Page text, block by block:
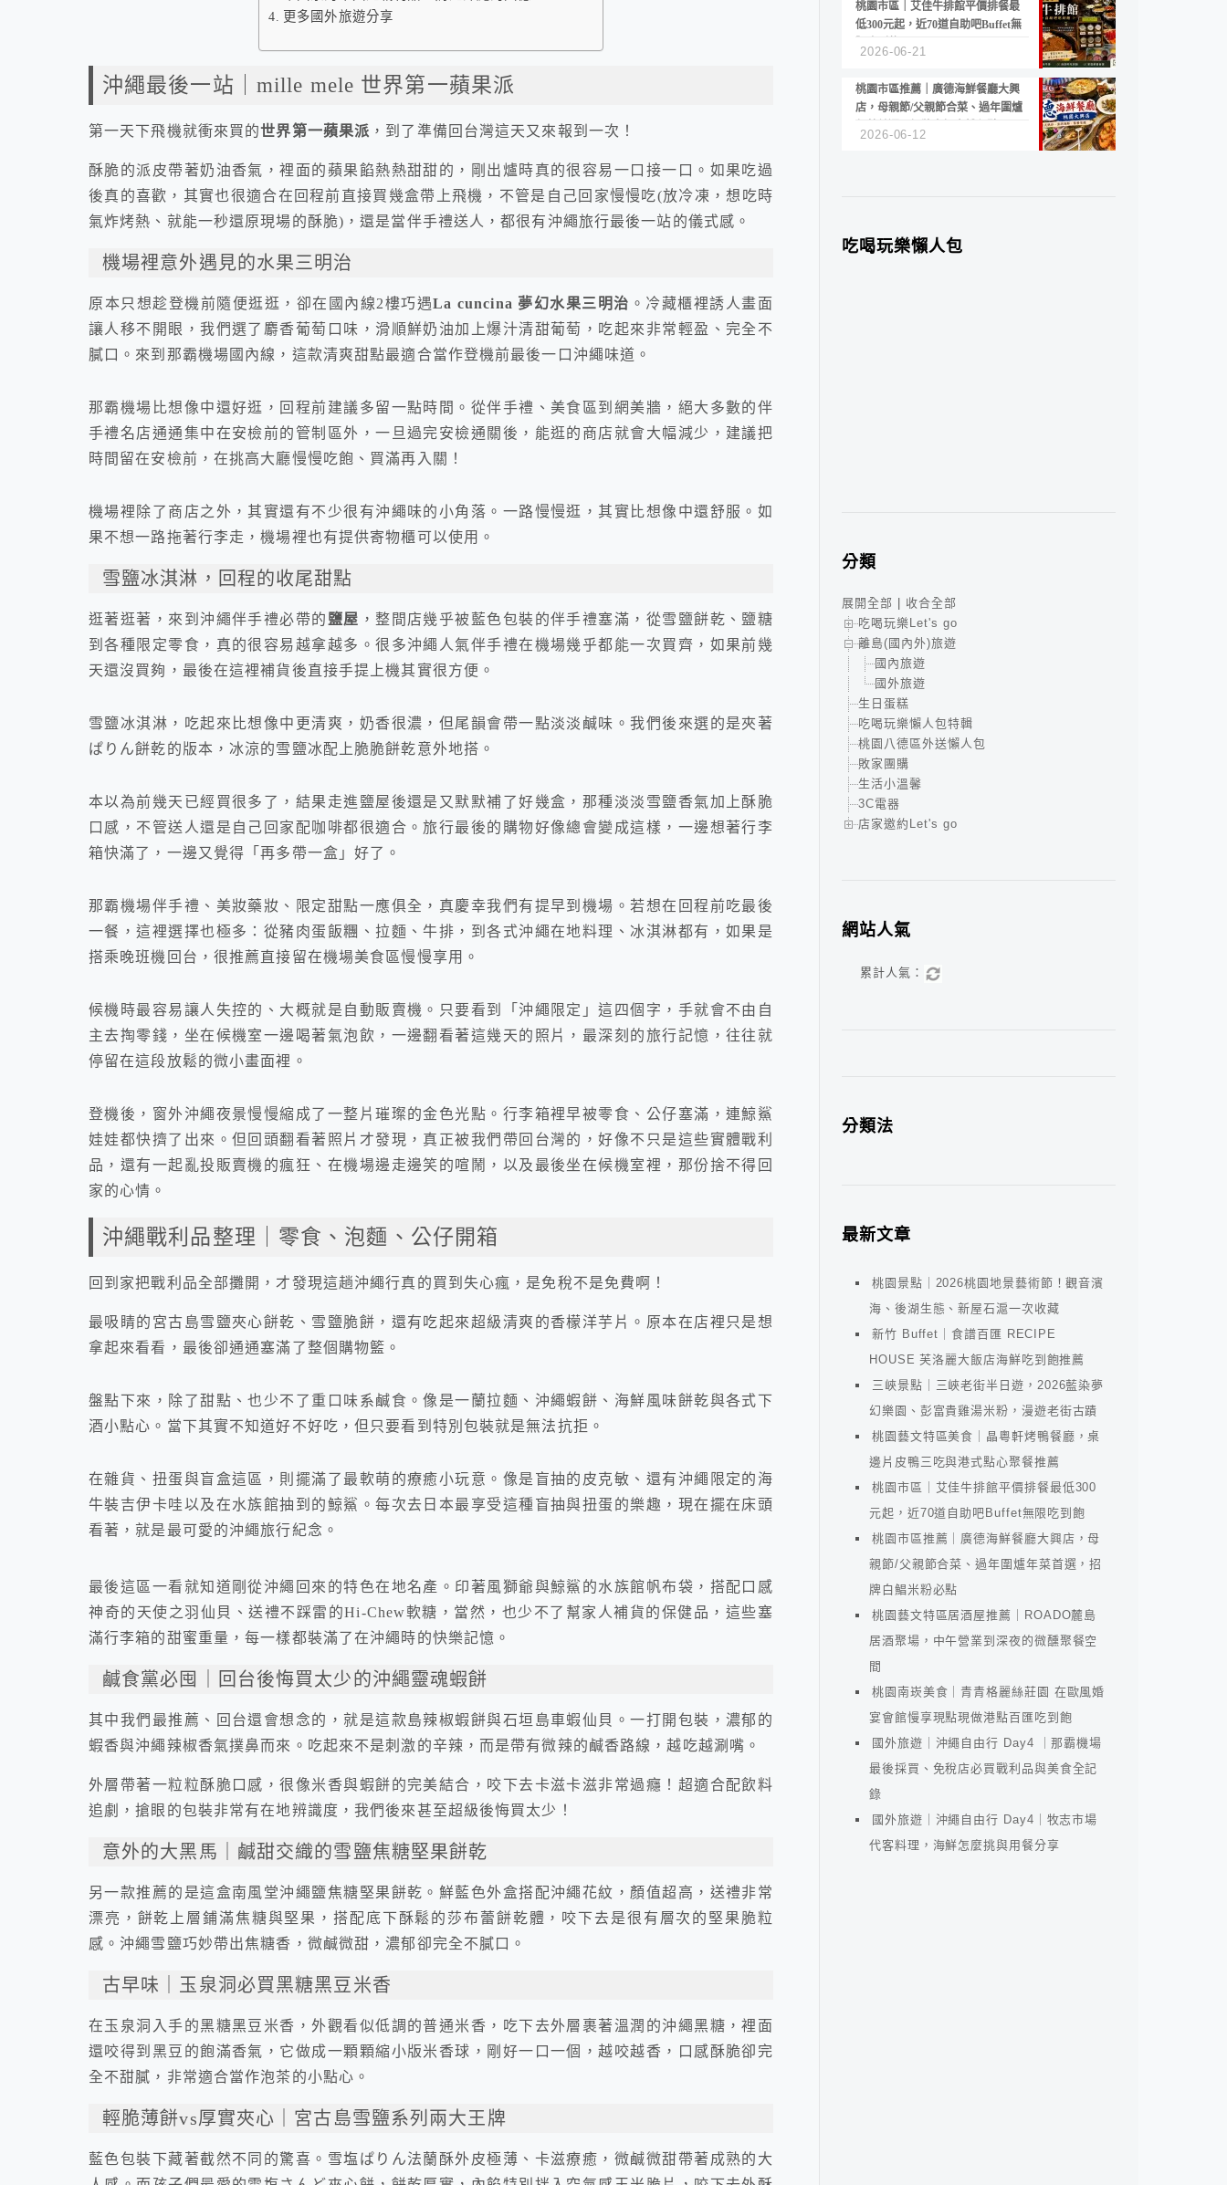
更多國外旅遊分享
沖繩最後一站｜mille mele 世界第一蘋果派
第一天下飛機就衝來買的世界第一蘋果派 ，到了準備回台灣這天又來報到一次！
酥脆的派皮帶著奶油香氣，裡面的蘋果餡熱熱甜甜的，剛出爐時真的很容易一口接一口。如果吃過
後真的喜歡，其實也很適合在回程前直接買幾盒帶上飛機，不管是自己回家慢慢吃(放冷凍，想吃時
氣炸烤熱、就能一秒還原現場的酥脆)，還是當伴手禮送人，都很有沖繩旅行最後一站的儀式感。
機場裡意外遇見的水果三明治
原本只想趁登機前隨便逛逛，卻在國內線2樓巧遇La cuncina 夢幻水果三明治 。冷藏櫃裡誘人畫面
讓人移不開眼，我們選了麝香葡萄口味，滑順鮮奶油加上爆汁清甜葡萄，吃起來非常輕盈、完全不
膩口。來到那霸機場國內線，這款清爽甜點最適合當作登機前最後一口沖繩味道。
那霸機場比想像中還好逛，回程前建議多留一點時間。從伴手禮、美食區到網美牆，絕大多數的伴
手禮名店通通集中在安檢前的管制區外，一旦過完安檢通關後，能逛的商店就會大幅減少，建議把
時間留在安檢前，在挑高大廳慢慢吃飽、買滿再入關！
機場裡除了商店之外，其實還有不少很有沖繩味的小角落。一路慢慢逛，其實比想像中還舒服。如
果不想一路拖著行李走，機場裡也有提供寄物櫃可以使用。
雪鹽冰淇淋，回程的收尾甜點
逛著逛著，來到沖繩伴手禮必帶的 鹽屋 ，整間店幾乎被藍色包裝的伴手禮塞滿，從雪鹽餅乾、鹽糖
到各種限定零食，真的很容易越拿越多。很多沖繩人氣伴手禮在機場幾乎都能一次買齊，如果前幾
天還沒買夠，最後在這裡補貨後直接手提上機其實很方便。
雪鹽冰淇淋，吃起來比想像中更清爽，奶香很濃，但尾韻會帶一點淡淡鹹味。我們後來選的是夾著
ぱりん餅乾的版本，冰涼的雪鹽冰配上脆脆餅乾意外地搭。
本以為前幾天已經買很多了，結果走進鹽屋後還是又默默補了好幾盒，那種淡淡雪鹽香氣加上酥脆
口感，不管送人還是自己回家配咖啡都很適合。旅行最後的購物好像總會變成這樣，一邊想著行李
箱快滿了，一邊又覺得「再多帶一盒」好了。
那霸機場伴手禮、美妝藥妝、限定甜點一應俱全，真慶幸我們有提早到機場。若想在回程前吃最後
一餐，這裡選擇也極多：從豬肉蛋飯糰、拉麵、牛排，到各式沖繩在地料理、冰淇淋都有，如果是
搭乘晚班機回台，很推薦直接留在機場美食區慢慢享用。
候機時最容易讓人失控的、大概就是自動販賣機。只要看到「沖繩限定」這四個字，手就會不由自
主去掏零錢，坐在候機室一邊喝著氣泡飲，一邊翻看著這幾天的照片，最深刻的旅行記憶，往往就
停留在這段放鬆的微小畫面裡。
登機後，窗外沖繩夜景慢慢縮成了一整片璀璨的金色光點。行李箱裡早被零食、公仔塞滿，連鯨鯊
娃娃都快擠了出來。但回頭翻看著照片才發現，真正被我們帶回台灣的，好像不只是這些實體戰利
品，還有一起亂投販賣機的瘋狂、在機場邊走邊笑的喧鬧，以及最後坐在候機室裡，那份捨不得回
家的心情。
沖繩戰利品整理｜零食、泡麵、公仔開箱
回到家把戰利品全部攤開，才發現這趟沖繩行真的買到失心瘋，是免稅不是免費啊！
最吸睛的宮古島雪鹽夾心餅乾、雪鹽脆餅，還有吃起來超級清爽的香檬洋芋片。原本在店裡只是想
拿起來看看，最後卻通通塞滿了整個購物籃。
盤點下來，除了甜點、也少不了重口味系鹹食。像是一蘭拉麵、沖繩蝦餅、海鮮風味餅乾與各式下
酒小點心。當下其實不知道好不好吃，但只要看到特別包裝就是無法抗拒。
在雜貨、扭蛋與盲盒這區，則擺滿了最軟萌的療癒小玩意。像是盲抽的皮克敏、還有沖繩限定的海
牛裝吉伊卡哇以及在水族館抽到的鯨鯊。每次去日本最享受這種盲抽與扭蛋的樂趣，現在擺在床頭
看著，就是最可愛的沖繩旅行紀念。
最後這區一看就知道剛從沖繩回來的特色在地名產。印著風獅爺與鯨鯊的水族館帆布袋，搭配口感
神奇的天使之羽仙貝、送禮不踩雷的Hi-Chew軟糖，當然，也少不了幫家人補貨的保健品，這些塞
滿行李箱的甜蜜重量，每一樣都裝滿了在沖繩時的快樂記憶。
鹹食黨必囤｜回台後悔買太少的沖繩靈魂蝦餅
其中我們最推薦、回台還會想念的，就是這款島辣椒蝦餅與石垣島車蝦仙貝。一打開包裝，濃郁的
蝦香與沖繩辣椒香氣撲鼻而來。吃起來不是刺激的辛辣，而是帶有微辣的鹹香路線，越吃越涮嘴。
外層帶著一粒粒酥脆口感，很像米香與蝦餅的完美結合，咬下去卡滋卡滋非常過癮！超適合配飲料
追劇，搶眼的包裝非常有在地辨識度，我們後來甚至超級後悔買太少！
意外的大黑馬｜鹹甜交織的雪鹽焦糖堅果餅乾
另一款推薦的是這盒南風堂沖繩鹽焦糖堅果餅乾。鮮藍色外盒搭配沖繩花紋，顏值超高，送禮非常
漂亮，餅乾上層鋪滿焦糖與堅果，搭配底下酥鬆的莎布蕾餅乾體，咬下去是很有層次的堅果脆粒
感。沖繩雪鹽巧妙帶出焦糖香，微鹹微甜，濃郁卻完全不膩口。
古早味｜玉泉洞必買黑糖黑豆米香
在玉泉洞入手的黑糖黑豆米香，外觀看似低調的普通米香，吃下去外層裹著溫潤的沖繩黑糖，裡面
還咬得到黑豆的飽滿香氣，它做成一顆顆縮小版米香球，剛好一口一個，越咬越香，口感酥脆卻完
全不甜膩，非常適合當作泡茶的小點心。
輕脆薄餅vs厚實夾心｜宮古島雪鹽系列兩大王牌
藍色包裝下藏著截然不同的驚喜。雪塩ぱりん法蘭酥外皮極薄、卡滋療癒，微鹹微甜帶著成熟的大
桃園市區｜艾佳牛排館平價排餐最
低300元起，近70道自助吧Buffet無
2026-06-21
桃園市區推薦｜廣德海鮮餐廳大興
店，母親節/父親節合菜、過年圍爐
2026-06-12
吃喝玩樂懶人包
分類
展開全部
收合全部
吃喝玩樂Let's go
離島(國內外)旅遊
國內旅遊
國外旅遊
生日蛋糕
吃喝玩樂懶人包特輯
桃園八德區外送懶人包
敗家團購
生活小溫馨
3C電器
店家邀約Let's go
網站人氣
累計人氣：
分類法
最新文章
桃園景點｜2026桃園地景藝術節！觀音濱
海、後湖生態、新屋石滬一次收藏
新竹 Buffet｜食譜百匯 RECIPE
HOUSE 芙洛麗大飯店海鮮吃到飽推薦
三峽景點｜三峽老街半日遊，2026藍染夢
幻樂園、彭富貴雞湯米粉，漫遊老街古蹟
桃園藝文特區美食｜晶粵軒烤鴨餐廳，桌
邊片皮鴨三吃與港式點心聚餐推薦
桃園市區｜艾佳牛排館平價排餐最低300
元起，近70道自助吧Buffet無限吃到飽
桃園市區推薦｜廣德海鮮餐廳大興店，母
親節/父親節合菜、過年圍爐年菜首選，招
牌白鯧米粉必點
桃園藝文特區居酒屋推薦｜ROADO麓島
居酒聚場，中午營業到深夜的微醺聚餐空
間
桃園南崁美食｜青青格麗絲莊園 在歐風婚
宴會館慢享現點現做港點百匯吃到飽
國外旅遊｜沖繩自由行 Day4 ｜那霸機場
最後採買、免稅店必買戰利品與美食全記
錄
國外旅遊｜沖繩自由行 Day4｜牧志市場
代客料理，海鮮怎麼挑與用餐分享